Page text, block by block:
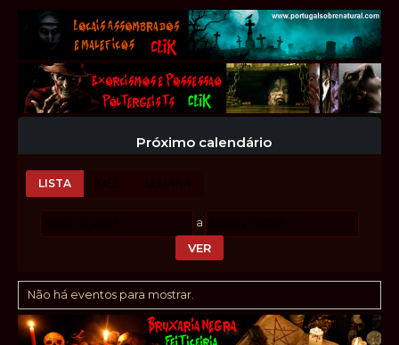
Próximo calendário
LISTA MÊS SEMANA
a
Não há eventos para mostrar.